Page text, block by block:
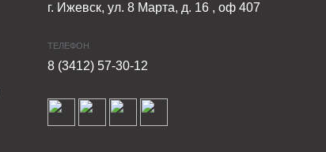
г. Ижевск, ул. 8 Марта, д. 16 , оф 407
ТЕЛЕФОН
8 (3412) 57-30-12